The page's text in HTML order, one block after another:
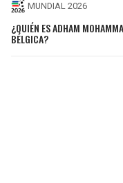
MUNDIAL 2026
¿QUIÉN ES ADHAM
BÉLGICA?